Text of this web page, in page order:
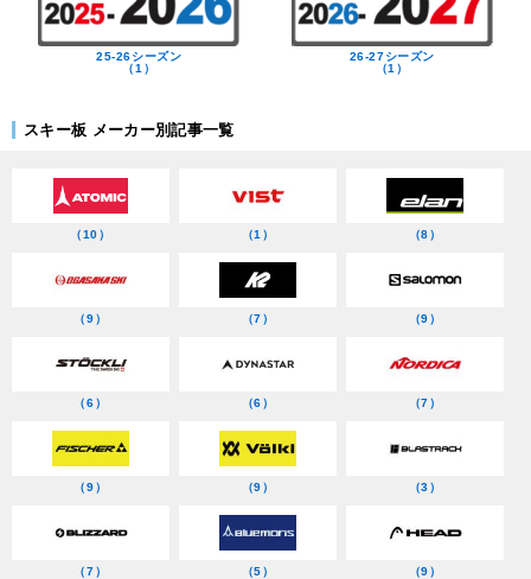
25-26シーズン
（1）
26-27シーズン
（1）
スキー板 メーカー別記事一覧
（10） （1） （8）
（9） （7） （9）
（6） （6） （7）
（9） （9） （3）
（7） （5） （9）